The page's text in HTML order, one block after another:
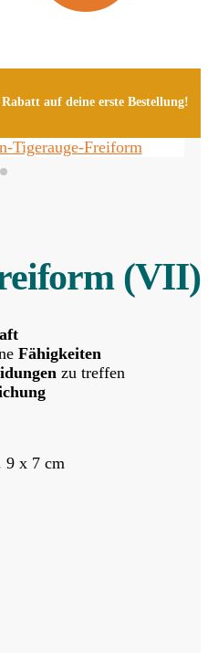
auf deine erste Bestellung!
(VII)
Fähigkeiten
zu treffen
9 x 7 cm